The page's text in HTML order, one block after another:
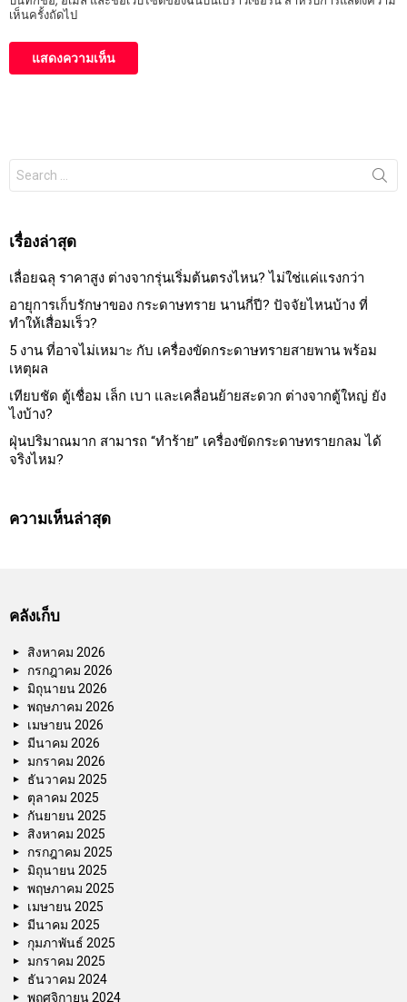
เห็นครั้งถัดไป
Search
for:
เรื่องล่าสุด
เลื่อยฉลุ ราคาสูง ต่างจากรุ่นเริ่มต้นตรงไหน? ไม่ใช่แค่แรงกว่า
อายุการเก็บรักษาของ กระดาษทราย นานกี่ปี? ปัจจัยไหนบ้าง ที่
ทำให้เสื่อมเร็ว?
5 งาน ที่อาจไม่เหมาะ กับ เครื่องขัดกระดาษทรายสายพาน พร้อม
เหตุผล
เทียบชัด ตู้เชื่อม เล็ก เบา และเคลื่อนย้ายสะดวก ต่างจากตู้ใหญ่ ยัง
ไงบ้าง?
ฝุ่นปริมาณมาก สามารถ “ทำร้าย” เครื่องขัดกระดาษทรายกลม ได้
จริงไหม?
ความเห็นล่าสุด
คลังเก็บ
สิงหาคม 2026
กรกฎาคม 2026
มิถุนายน 2026
พฤษภาคม 2026
เมษายน 2026
มีนาคม 2026
มกราคม 2026
ธันวาคม 2025
ตุลาคม 2025
กันยายน 2025
สิงหาคม 2025
กรกฎาคม 2025
มิถุนายน 2025
พฤษภาคม 2025
เมษายน 2025
มีนาคม 2025
กุมภาพันธ์ 2025
มกราคม 2025
ธันวาคม 2024
พฤศจิกายน 2024